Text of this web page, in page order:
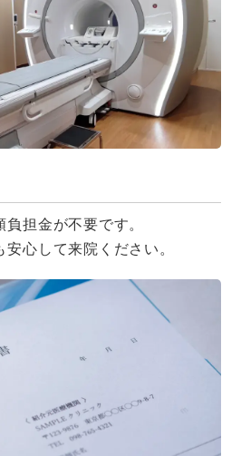
担金が不要です。
心して来院ください。